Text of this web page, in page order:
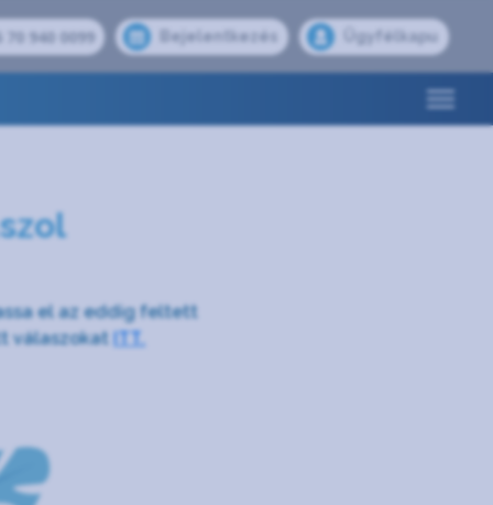
70 940 0099 Bejelentkezés Ügyfélkapu
el az eddig feltett
válaszokatITT.